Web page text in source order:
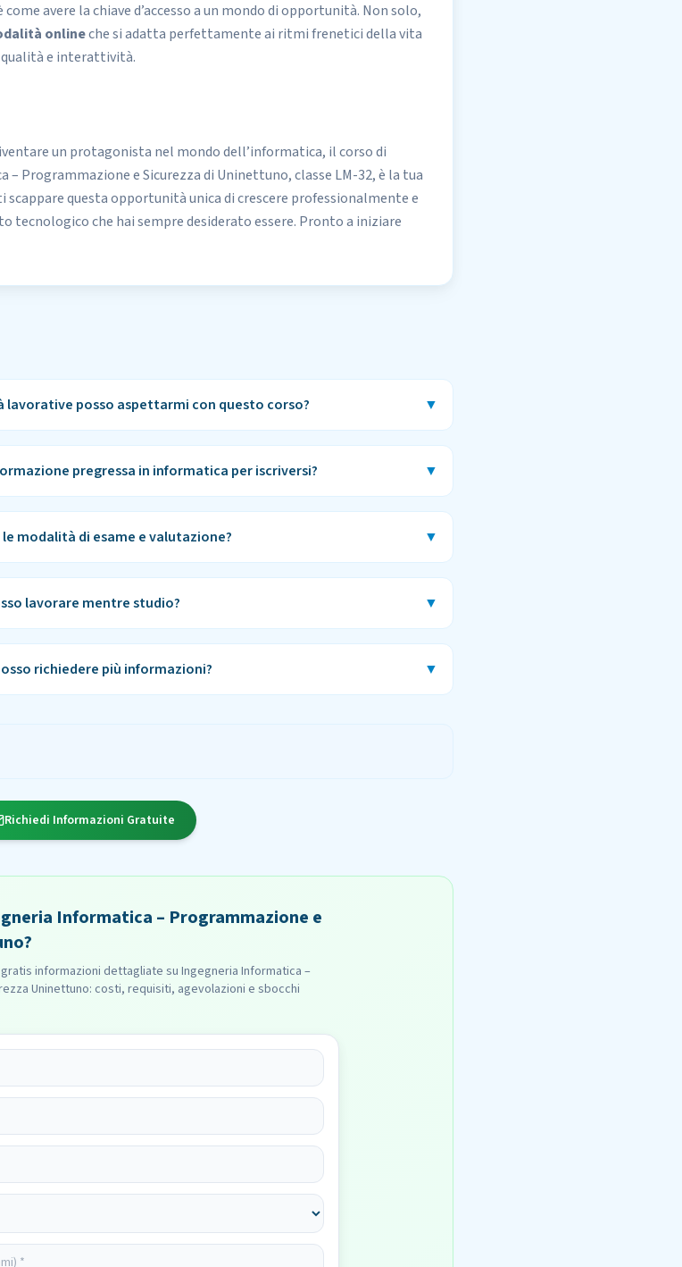
come avere la chiave d’accesso a un mondo di opportunità. Non solo,
onlineche si adatta perfettamente ai ritmi frenetici della vita
e interattività.
un protagonista nel mondo dell’informatica, il corso di
Programmazione e Sicurezza di Uninettuno, classe LM-32, è la tua
scappare questa opportunità unica di crescere professionalmente e
che hai sempre desiderato essere. Pronto a iniziare
lavorative posso aspettarmi con questo corso? ▼
pregressa in informatica per iscriversi? ▼
le modalità di esame e valutazione? ▼
lavorare mentre studio? ▼
richiedere più informazioni? ▼
Richiedi Informazioni Gratuite
Informatica – Programmazione e
informazioni dettagliate su Ingegneria Informatica –
Uninettuno: costi, requisiti, agevolazioni e sbocchi